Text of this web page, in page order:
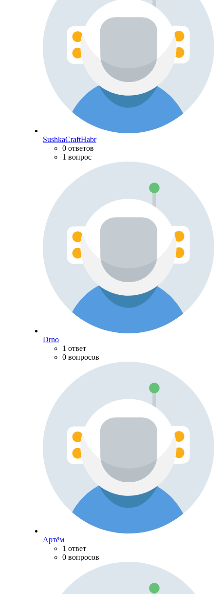
SushkaCraftHabr
0 ответов
1 вопрос
Drno
1 ответ
0 вопросов
Артём
1 ответ
0 вопросов